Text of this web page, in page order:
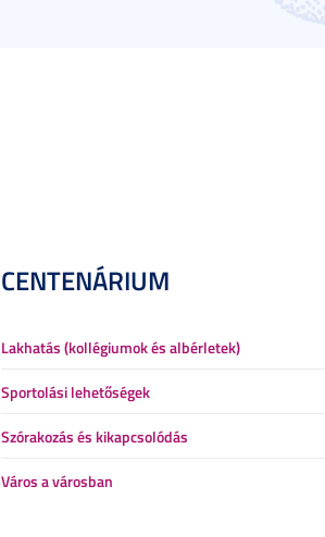
CENTENÁRIUM
Lakhatás (kollégiumok és albérletek)
Sportolási lehetőségek
Szórakozás és kikapcsolódás
Város a városban